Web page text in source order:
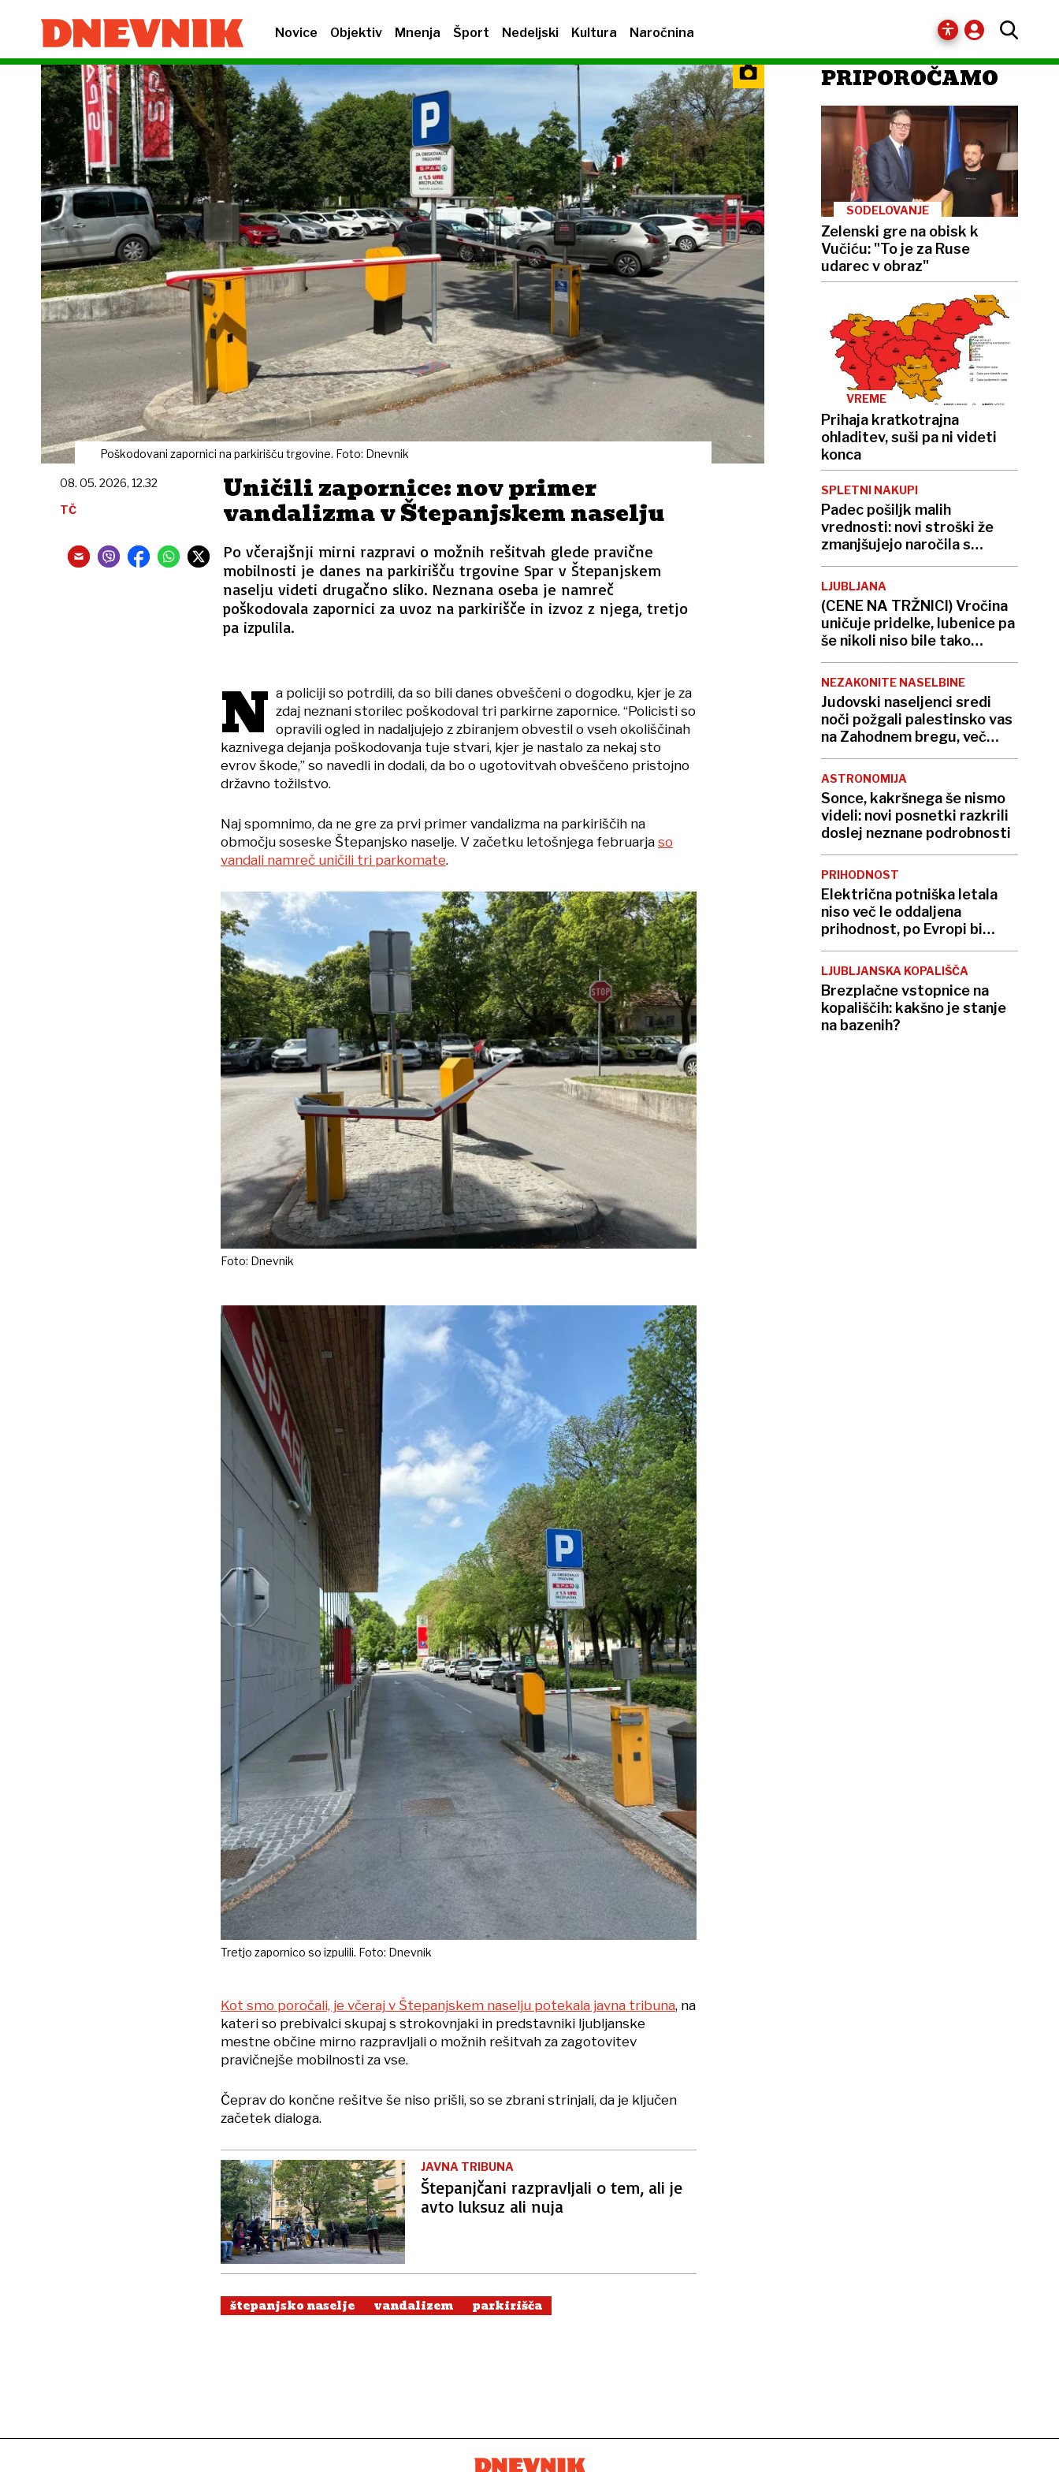
Novice Objektiv Mnenja Šport Nedeljski Kultura Naročnina
Poškodovani zapornici na parkirišču trgovine. Foto: Dnevnik
Uničili zapornice: nov primer
vandalizma v Štepanjskem naselju
Po včerajšnji mirni razpravi o možnih rešitvah glede pravične
mobilnosti je danes na parkirišču trgovine Spar v Štepanjskem
naselju videti drugačno sliko. Neznana oseba je namreč
poškodovala zapornici za uvoz na parkirišče in izvoz z njega, tretjo
pa izpulila.
08. 05. 2026, 12.32
TČ
N a policiji so potrdili, da so bili danes obveščeni o dogodku, kjer je za
zdaj neznani storilec poškodoval tri parkirne zapornice. “Policisti so
opravili ogled in nadaljujejo z zbiranjem obvestil o vseh okoliščinah
kaznivega dejanja poškodovanja tuje stvari, kjer je nastalo za nekaj sto
evrov škode,” so navedli in dodali, da bo o ugotovitvah obveščeno pristojno
državno tožilstvo.
Naj spomnimo, da ne gre za prvi primer vandalizma na parkiriščih na
območju soseske Štepanjsko naselje. V začetku letošnjega februarja so
vandali namreč uničili tri parkomate.
Foto: Dnevnik
Tretjo zapornico so izpulili. Foto: Dnevnik
Kot smo poročali, je včeraj v Štepanjskem naselju potekala javna tribuna, na
kateri so prebivalci skupaj s strokovnjaki in predstavniki ljubljanske
mestne občine mirno razpravljali o možnih rešitvah za zagotovitev
pravičnejše mobilnosti za vse.
Čeprav do končne rešitve še niso prišli, so se zbrani strinjali, da je ključen
začetek dialoga.
JAVNA TRIBUNA
Štepanjčani razpravljali o tem, ali je
avto luksuz ali nuja
štepanjsko naselje vandalizem parkirišča
PRIPOROČAMO
SODELOVANJE
Zelenski gre na obisk k
Vučiću: "To je za Ruse
udarec v obraz"
VREME
Prihaja kratkotrajna
ohladitev, suši pa ni videti
konca
SPLETNI NAKUPI
Padec pošiljk malih
vrednosti: novi stroški že
zmanjšujejo naročila s
Temuja in Sheina
LJUBLJANA
(CENE NA TRŽNICI) Vročina
uničuje pridelke, lubenice pa
še nikoli niso bile tako
sladke
NEZAKONITE NASELBINE
Judovski naseljenci sredi
noči požgali palestinsko vas
na Zahodnem bregu, več
ranjenih
ASTRONOMIJA
Sonce, kakršnega še nismo
videli: novi posnetki razkrili
doslej neznane podrobnosti
PRIHODNOST
Električna potniška letala
niso več le oddaljena
prihodnost, po Evropi bi
lahko z njimi leteli že v nekaj
letih
LJUBLJANSKA KOPALIŠČA
Brezplačne vstopnice na
kopališčih: kakšno je stanje
na bazenih?